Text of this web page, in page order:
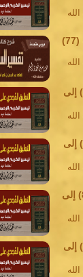
تفسير السعدي || البقرة || من الآية (75) إلى
تفسير السعدي || البقرة || من الآية (80) إلى
تفسير السعدي || البقرة || من الآية ( 84) إلى
تفسير السعدي || البقرة || من الآية (91) إلى